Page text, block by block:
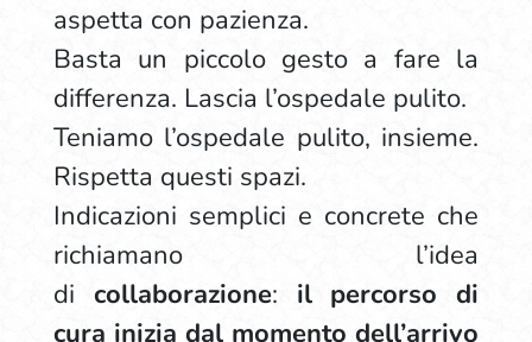
aspetta con pazienza.
Basta un piccolo gesto a fare la
differenza. Lascia l’ospedale pulito.
Teniamo l’ospedale pulito, insieme.
Rispetta questi spazi.
Indicazioni semplici e concrete che
richiamano l’idea
di collaborazione: il percorso di
cura inizia dal momento dell’arrivo